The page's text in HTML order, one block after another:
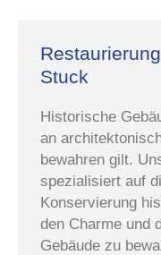
Stuck
Historische
an
bewahren gilt.
spezialisiert auf
Konservierung
den Charme und
Gebäude zu